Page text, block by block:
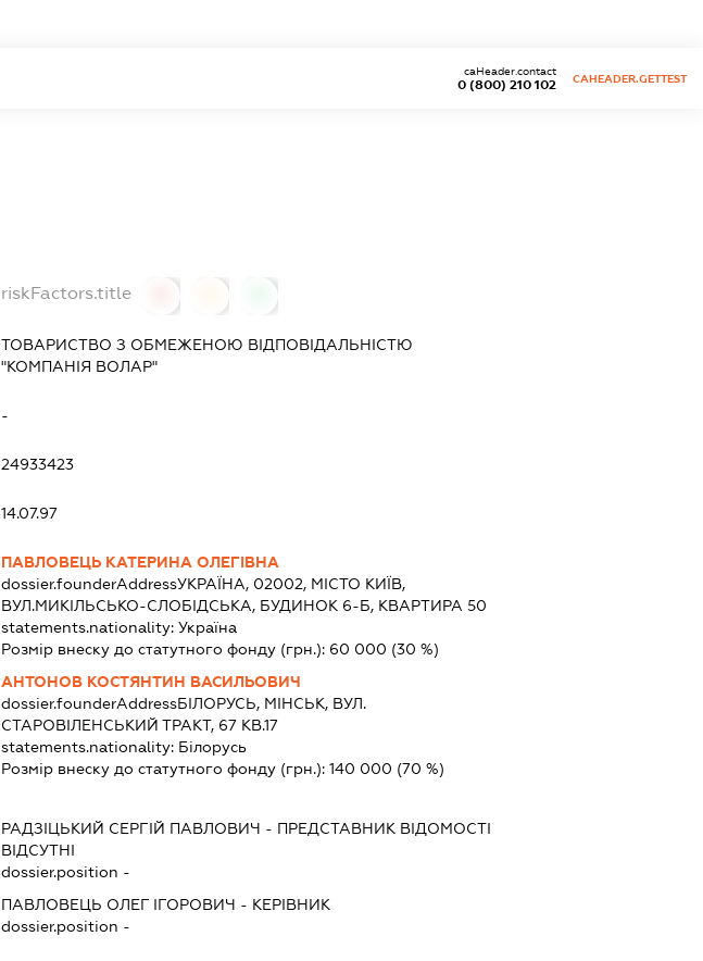
0 (800) 210 102
caHeader.contact
CAHEADER.GETTEST
riskFactors.title
ТОВАРИСТВО З ОБМЕЖЕНОЮ ВІДПОВІДАЛЬНІСТЮ
"КОМПАНІЯ ВОЛАР"
-
24933423
14.07.97
ПАВЛОВЕЦЬ КАТЕРИНА ОЛЕГІВНА
dossier.founderAddressУКРАЇНА, 02002, МІСТО КИЇВ,
ВУЛ.МИКІЛЬСЬКО-СЛОБІДСЬКА, БУДИНОК 6-Б, КВАРТИРА 50
statements.nationality:Україна
Розмір внеску до статутного фонду (грн.): 60 000 (30 %)
АНТОНОВ КОСТЯНТИН ВАСИЛЬОВИЧ
dossier.founderAddressБІЛОРУСЬ, МІНСЬК, ВУЛ.
СТАРОВІЛЕНСЬКИЙ ТРАКТ, 67 КВ.17
statements.nationality: Білорусь
Розмір внеску до статутного фонду (грн.):140 000 (70 %)
РАДЗІЦЬКИЙ СЕРГІЙ ПАВЛОВИЧ - ПРЕДСТАВНИК ВІДОМОСТІ
ВІДСУТНІ
dossier.position -
ПАВЛОВЕЦЬ ОЛЕГ ІГОРОВИЧ - КЕРІВНИК
dossier.position -